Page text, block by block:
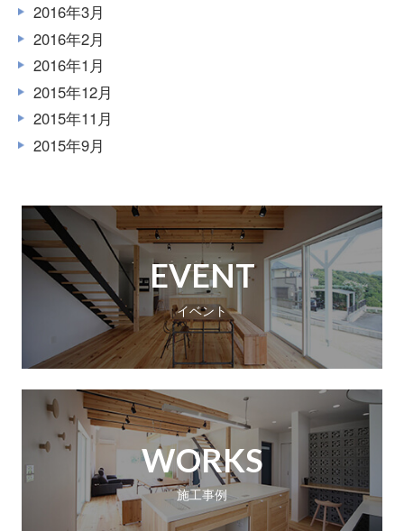
2016年3月
2016年2月
2016年1月
2015年12月
2015年11月
2015年9月
EVENT
イベント
WORKS
施工事例